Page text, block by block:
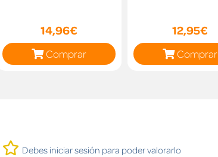
14,96€
Comprar
12,95€
Comprar
Debes iniciar sesión para poder valorarlo